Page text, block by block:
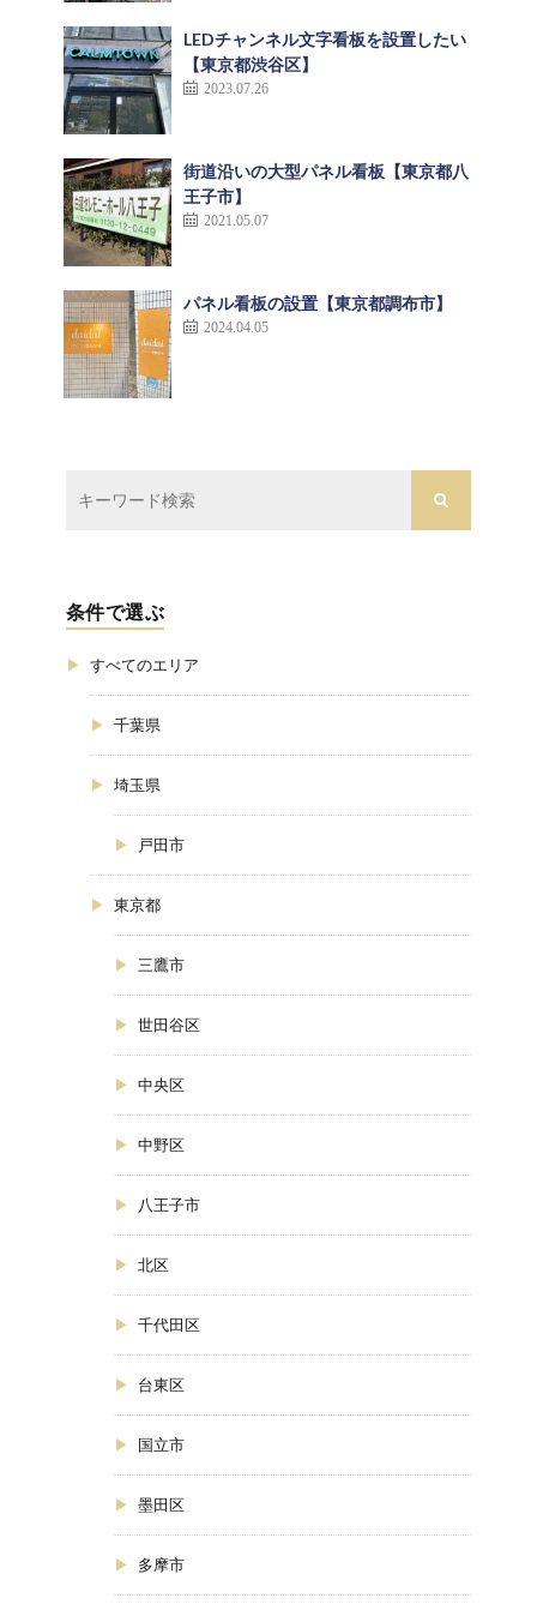
LEDチャンネル文字看板を設置したい
【東京都渋谷区】
2023.07.26
街道沿いの大型パネル看板【東京都八
王子市】
2021.05.07
パネル看板の設置【東京都調布市】
2024.04.05
条件で選ぶ
すべてのエリア
千葉県
埼玉県
戸田市
東京都
三鷹市
世田谷区
中央区
中野区
八王子市
北区
千代田区
台東区
国立市
墨田区
多摩市